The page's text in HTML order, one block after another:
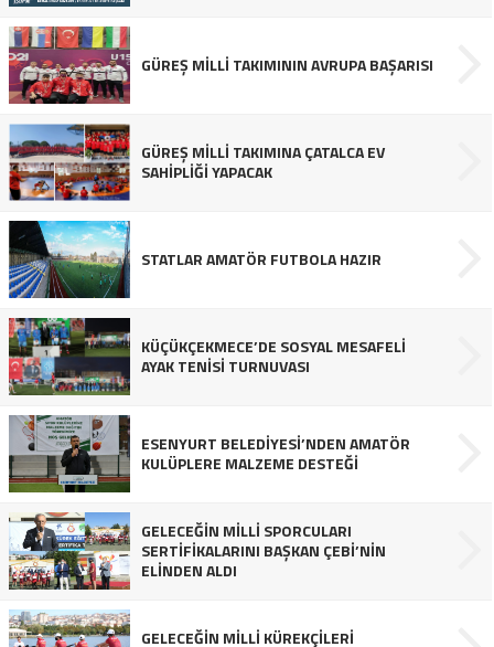
GÜREŞ MİLLİ TAKIMININ AVRUPA BAŞARISI
GÜREŞ MİLLİ TAKIMINA ÇATALCA EV
SAHİPLİĞİ YAPACAK
STATLAR AMATÖR FUTBOLA HAZIR
KÜÇÜKÇEKMECE’DE SOSYAL MESAFELİ
AYAK TENİSİ TURNUVASI
ESENYURT BELEDİYESİ’NDEN AMATÖR
KULÜPLERE MALZEME DESTEĞİ
GELECEĞİN MİLLİ SPORCULARI
SERTİFİKALARINI BAŞKAN ÇEBİ’NİN
ELİNDEN ALDI
GELECEĞİN MİLLİ KÜREKÇİLERİ